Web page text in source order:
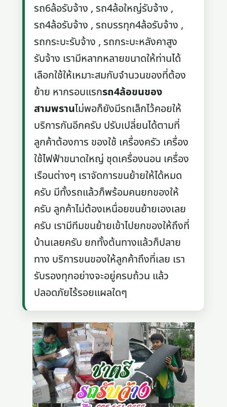
รถ6ล้อรับจ้าง , รถ4ล้อใหญ่รับจ้าง ,
รถ4ล้อรับจ้าง , รถบรรทุก4ล้อรับจ้าง ,
รถกระบะรับจ้าง , รถกระบะหลังคาสูง
รับจ้าง เรามีหลากหลายขนาดให้ท่านได้
เลือกใช้ให้เหมาะสมกับจำนวนของที่ต้อง
ย้าย หากรอบแรกรถ4ล้อขนของ
สามพรานไม่พอก็ยังมีรถเล็กไว้คอยให้
บริการกันอีกครับ ปรับเปลี่ยนได้ตามที่
ลูกค้าต้องการ ของใช้ เครื่องครัว เครื่อง
ใช้ไฟฟ้าขนาดใหญ่ ชุดเครื่องนอน เครื่อง
เรือนต่างๆ เราจัดการขนย้ายให้ได้หมด
ครับ มีทั้งรถแล้วก็พร้อมคนยกของให้
ครับ ลูกค้าไม่ต้องเหนื่อยขนย้ายเองเลย
ครับ เรามีทีมขนย้ายเข้าไปยกของให้ถึงที่
บ้านเลยครับ ยกทั้งต้นทางแล้วก็ปลาย
ทาง บริการขนของให้ลูกค้าถึงที่เลย เรา
รับรองทุกอย่างจะอยู่ครบถ้วน แล้ว
ปลอดภัยไร้รอยแผลใดๆ